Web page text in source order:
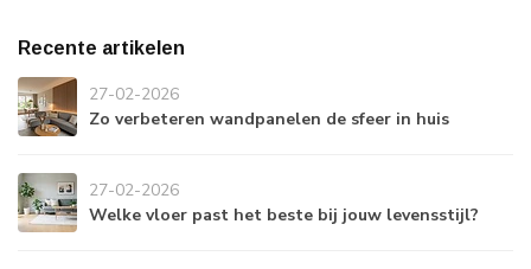
Recente artikelen
27-02-2026
Zo verbeteren wandpanelen de sfeer in huis
27-02-2026
Welke vloer past het beste bij jouw levensstijl?